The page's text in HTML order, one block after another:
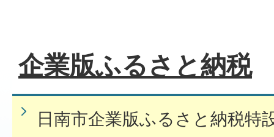
企業版ふるさと納税
日南市企業版ふるさと納税特